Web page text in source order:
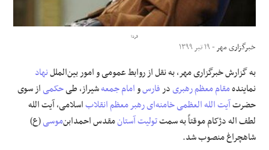
علوم و فن آوری
فرهنگی و هنری
مقالات
فردا
خبرگزاری مهر- ۱۹ تیر ۱۳۹۹
به گزارش خبرگزاری مهر، به نقل از روابط عمومی و امور بین‌المللنهاد
نمایندهمقام معظم رهبریدرفارسوامام جمعهشیراز، طیحکمیاز سوی
حضرتآیت الله العظمیخامنه‌ایرهبر معظم انقلاباسلامی، آیت الله
لطف اله دژکام موقتاً به سمتتولیتآستانمقدس احمدابن‌موسی(ع)
شاهچراغ منصوب شد.